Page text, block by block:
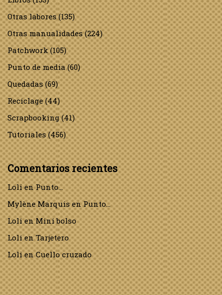
Otras labores(135)
Otras manualidades(224)
Patchwork(105)
Punto de media(60)
Quedadas(69)
Reciclage(44)
Scrapbooking(41)
Tutoriales(456)
Comentarios recientes
LolienPunto…
Mylène MarquisenPunto…
LolienMini bolso
LolienTarjetero
LolienCuello cruzado